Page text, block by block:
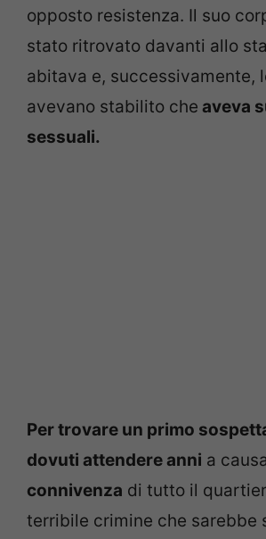
opposto resistenza. Il suo
stato ritrovato davanti allo
abitava e, successivamente,
avevano stabilito che aveva
sessuali.
Per trovare un primo
dovuti attendere anni a
connivenza di tutto il
terribile crimine che sarebbe